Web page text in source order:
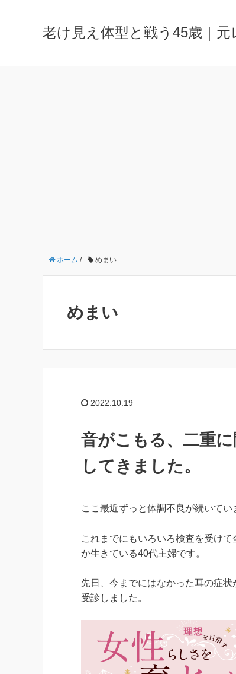
老け見え体型と戦う45歳｜
ホーム / めまい
めまい
2022.10.19
音がこもる、二重
してきました。
ここ最近ずっと体調不良が続いてい
これまでにもいろいろ検査を受けて
か生きている40代主婦です。
先日、今までにはなかった耳の症
受診しました。